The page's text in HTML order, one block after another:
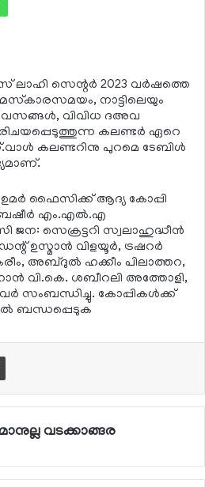
സെന്റര്‍ 2023 വര്‍ഷത്തെ
നാട്ടിലെയും
വിവിധ ദഅവ
കലണ്ടര്‍ ഏറെ
കലണ്ടറിനു പുറമെ ടേബിള്‍
ഉമര്‍ ഫൈസിക്ക് ആദ്യ കോപ്പി
ബഷീര്‍ എം.എല്‍.എ
ജന: സെക്രട്ടറി സ്വലാഹുദ്ധീന്‍
ഉസ്മാന്‍ വിളയൂര്‍, ട്രഷറര്‍
അബ്ദുല്‍ ഹക്കീം പിലാത്തറ,
വി.കെ. ശബീറലി അത്തോളി,
സംബന്ധിച്ചു. കോപ്പികള്‍ക്ക്
ബന്ധപ്പെടുക
വടക്കാങ്ങര